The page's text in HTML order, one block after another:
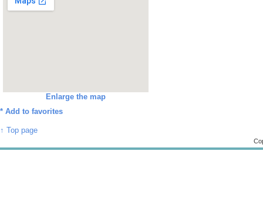
Enlarge the map
* Add to favorites
↑ Top page